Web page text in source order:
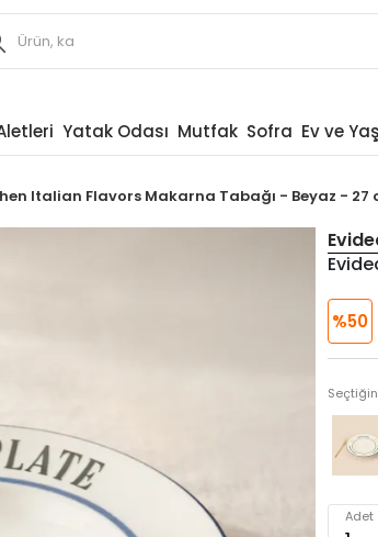
Yatak Odası Mutfak Sofra Ev ve
Italian Flavors Makarna Tabağı - Beyaz - 27
%50
Adet